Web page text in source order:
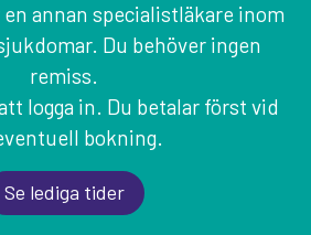
annan specialistläkare inom
Du behöver ingen
remiss.
logga in. Du betalar först vid
bokning.
Se lediga tider